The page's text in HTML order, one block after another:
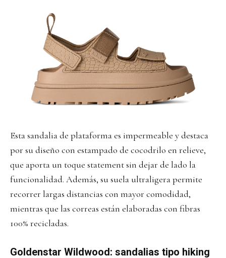
Esta sandalia de plataforma es impermeable y destaca
por su diseño con estampado de cocodrilo en relieve,
que aporta un toque statement sin dejar de lado la
funcionalidad. Además, su suela ultraligera permite
recorrer largas distancias con mayor comodidad,
mientras que las correas están elaboradas con fibras
100% recicladas.
Goldenstar Wildwood: sandalias tipo hiking